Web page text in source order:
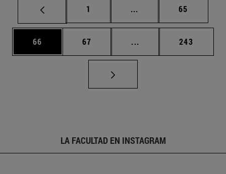
Página
1 ... Páginas intermedias
Página
65
Página
66 Página
67 ... Páginas intermedias
Página
243
LA FACULTAD EN INSTAGRAM